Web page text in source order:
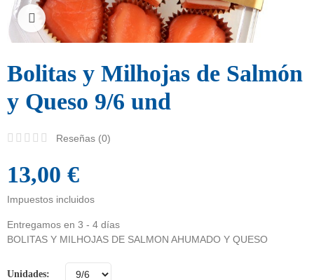
Click para ampliar
Bolitas y Milhojas de Salmón
y Queso 9/6 und
Reseñas (0)
13,00 €
Impuestos incluidos
Entregamos en 3 - 4 días
BOLITAS Y MILHOJAS DE SALMON AHUMADO Y QUESO
Unidades